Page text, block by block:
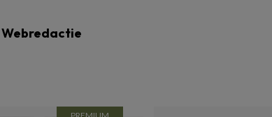
Webredactie